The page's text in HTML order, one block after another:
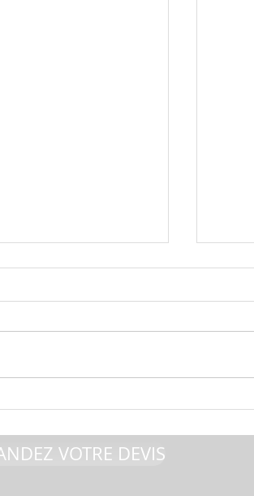
le meilleur système
?VOTRE DEVIS